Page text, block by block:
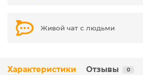
Живой чат с людьми
Характеристики Отзывы 0